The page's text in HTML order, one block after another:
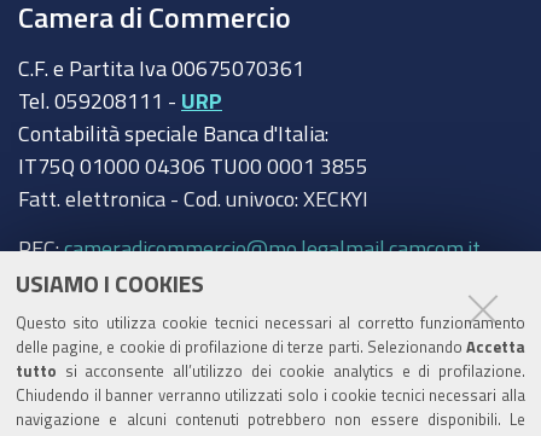
USIAMO I COOKIES
Questo sito utilizza cookie tecnici necessari al corretto funzionamento
delle pagine, e cookie di profilazione di terze parti. Selezionando Accetta
tutto si acconsente all’utilizzo dei cookie analytics e di profilazione.
Chiudendo il banner verranno utilizzati solo i cookie tecnici necessari alla
navigazione e alcuni contenuti potrebbero non essere disponibili. Le
Camera di Commercio
C.F. e Partita Iva 00675070361
Tel. 059208111 - URP
Contabilità speciale Banca d'Italia:
IT75Q 01000 04306 TU00 0001 3855
Fatt. elettronica - Cod. univoco: XECKYI
PEC:cameradicommercio@mo.legalmail.camcom.it
Trasparenza
Amministrazione trasparente
Albo Camerale